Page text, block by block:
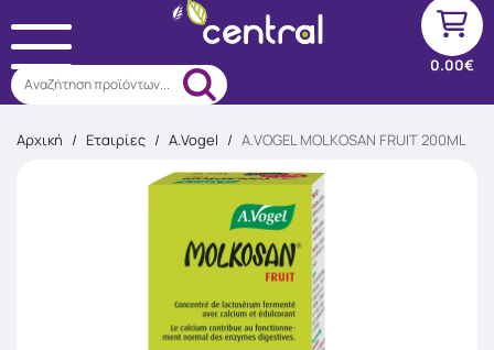
Αναζήτηση προϊόντων...
0.00€
Αρχική / Εταιρίες / A.Vogel / A.VOGEL MOLKOSAN FRUIT 200ML